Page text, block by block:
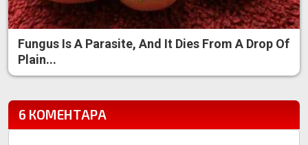
Fungus Is A Parasite, And It Dies From A Drop Of
Plain...
6 КОМЕНТАРА